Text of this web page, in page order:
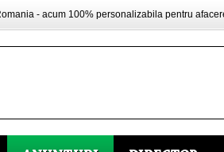
- acum 100% personalizabila pentru